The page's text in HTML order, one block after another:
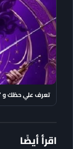
تعرف علي حظك و
اقرأ أيضًا